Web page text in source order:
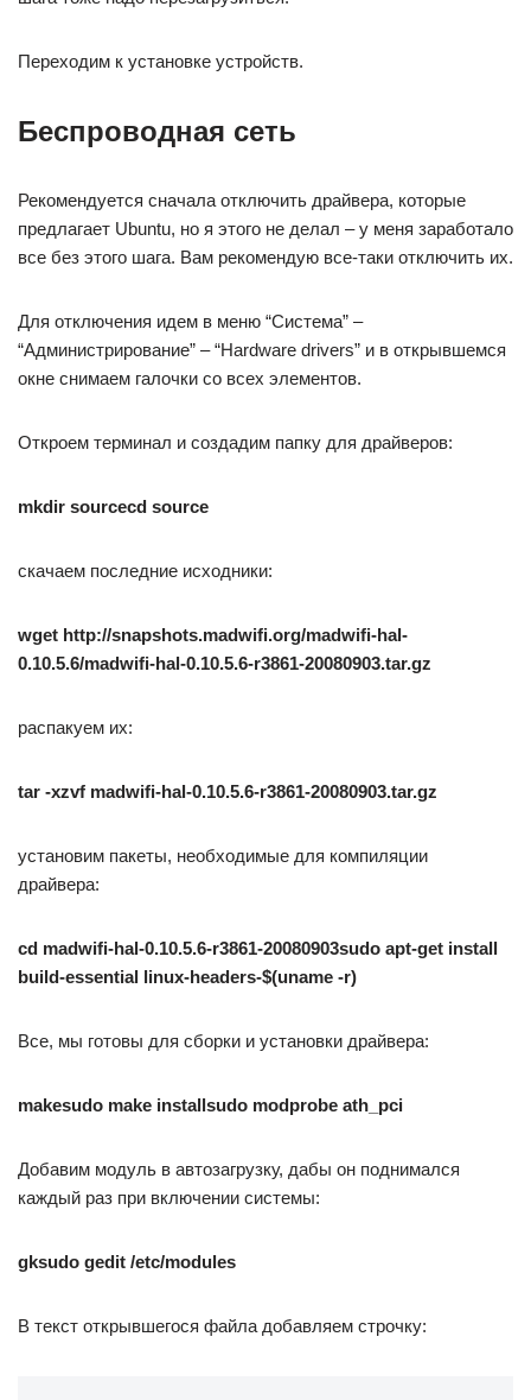
Переходим к установке устройств.
Беспроводная сеть
Рекомендуется сначала отключить драйвера, которые
предлагает Ubuntu, но я этого не делал – у меня заработало
все без этого шага. Вам рекомендую все-таки отключить их.
Для отключения идем в меню “Система” –
“Администрирование” – “Hardware drivers” и в открывшемся
окне снимаем галочки со всех элементов.
Откроем терминал и создадим папку для драйверов:
mkdir sourcecd source
скачаем последние исходники:
wget http://snapshots.madwifi.org/madwifi-hal-
0.10.5.6/madwifi-hal-0.10.5.6-r3861-20080903.tar.gz
распакуем их:
tar -xzvf madwifi-hal-0.10.5.6-r3861-20080903.tar.gz
установим пакеты, необходимые для компиляции
драйвера:
cd madwifi-hal-0.10.5.6-r3861-20080903sudo apt-get install
build-essential linux-headers-$(uname -r)
Все, мы готовы для сборки и установки драйвера:
makesudo make installsudo modprobe ath_pci
Добавим модуль в автозагрузку, дабы он поднимался
каждый раз при включении системы:
gksudo gedit /etc/modules
В текст открывшегося файла добавляем строчку: